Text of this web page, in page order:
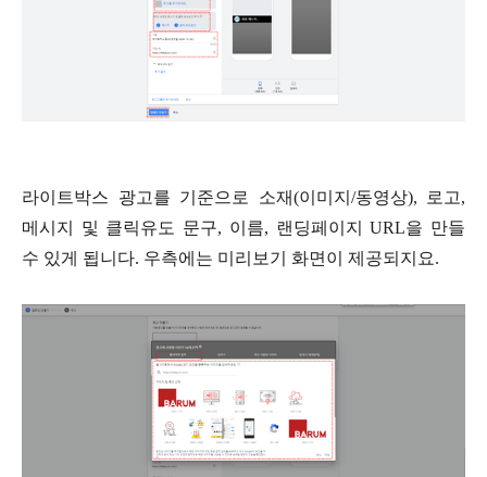
라이트박스 광고를 기준으로 소재(이미지 /동영상), 로고,
메시지 및 클릭유도 문구, 이름, 랜딩페이지 URL을 만들
수 있게 됩니다. 우측에는 미리보기 화면이 제공되지요.